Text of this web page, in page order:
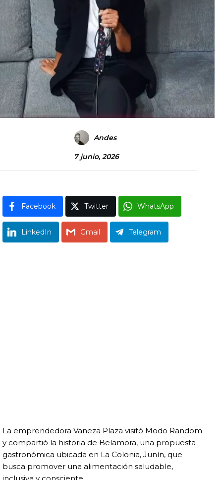
Andes
7 junio, 2026
Facebook Twitter WhatsApp
LinkedIn Gmail Telegram
La emprendedora Vaneza Plaza visitó Modo Random
y compartió la historia de Belamora, una propuesta
gastronómica ubicada en La Colonia, Junín, que
busca promover una alimentación saludable,